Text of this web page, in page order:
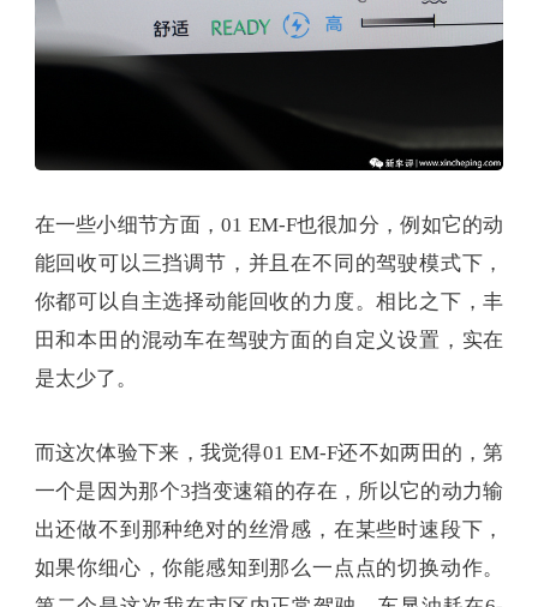
在一些小细节方面，01 EM-F也很加分，例如它的动
能回收可以三挡调节，并且在不同的驾驶模式下，
你都可以自主选择动能回收的力度。相比之下，丰
田和本田的混动车在驾驶方面的自定义设置，实在
是太少了。
而这次体验下来，我觉得01 EM-F还不如两田的，第
一个是因为那个3挡变速箱的存在，所以它的动力输
出还做不到那种绝对的丝滑感，在某些时速段下，
如果你细心，你能感知到那么一点点的切换动作。